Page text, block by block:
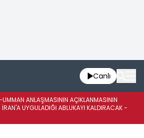
Canlı
ANLAŞMASININ AÇIKLANMASININ
İRAN'A UYGULADIĞI ABLUKAYI KALDIRACAK -